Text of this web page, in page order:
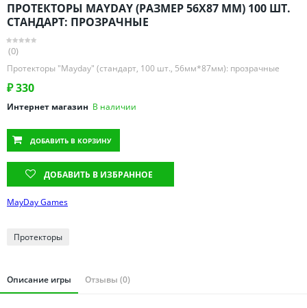
Саратовская область
Свердловская область
Ставропольский край
Тамбовская область
Татарстан
Томская область
Тюменская область
ПРОТЕКТОРЫ MAYDAY (РАЗМЕР 56Х87 ММ) 100 ШТ.
СТАНДАРТ: ПРОЗРАЧНЫЕ
(0)
Протекторы "Mayday" (стандарт, 100 шт., 56мм*87мм): прозрачные
₽330
Интернет магазин В наличии
ДОБАВИТЬ В КОРЗИНУ
ДОБАВИТЬ В ИЗБРАННОЕ
MayDay Games
Протекторы
Описание игры Отзывы (0)